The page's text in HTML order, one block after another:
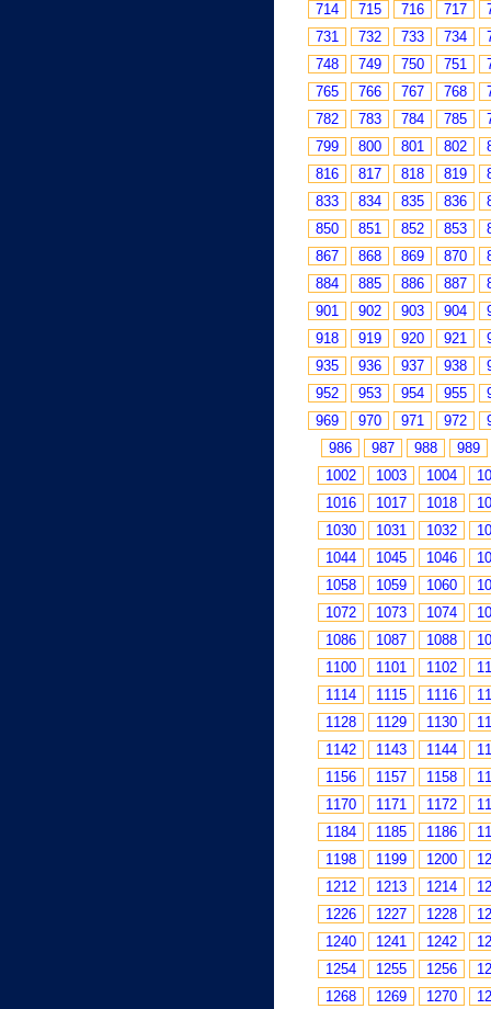
714
715 716 717
731
732 733 734
748
749 750 751
765
766 767 768
782
783 784 785
799
800 801 802
816
817 818 819
833
834 835 836
850
851 852 853
867
868 869 870
884
885 886 887
901
902 903 904
918
919 920 921
935
936 937 938
952
953 954 955
969
970 971 972
986
987 988
989
1002
1003 1004
1016
1017 1018
1030
1031 1032
1044
1045 1046
1058
1059 1060
1072
1073 1074
1086
1087 1088
1100
1101 1102
1114
1115 1116
1128
1129 1130
1142
1143 1144
1156
1157 1158
1170
1171 1172
1184
1185 1186
1198
1199 1200
1212
1213 1214
1226
1227 1228
1240
1241 1242
1254
1255 1256
1268
1269 1270